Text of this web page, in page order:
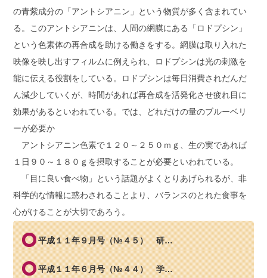
の青紫成分の「アントシアニン」という物質が多く含まれてい
る。このアントシアニンは、人間の網膜にある「ロドプシン」
という色素体の再合成を助ける働きをする。網膜は取り入れた
映像を映し出すフィルムに例えられ、ロドプシンは光の刺激を
能に伝える役割をしている。ロドプシンは毎日消費されだんだ
ん減少していくが、時間があれば再合成を活発化させ疲れ目に
効果があるといわれている。では、どれだけの量のブルーベリ
ーが必要か
アントシアニン色素で１２０～２５０ｍｇ、生の実であれば
１日９０～１８０ｇを摂取することが必要といわれている。
「目に良い食べ物」という話題がよくとりあげられるが、非
科学的な情報に惑わされることより、バランスのとれた食事を
心がけることが大切であろう。
平成１１年９月号（№４５） 研…
平成１１年６月号（№４４） 学…